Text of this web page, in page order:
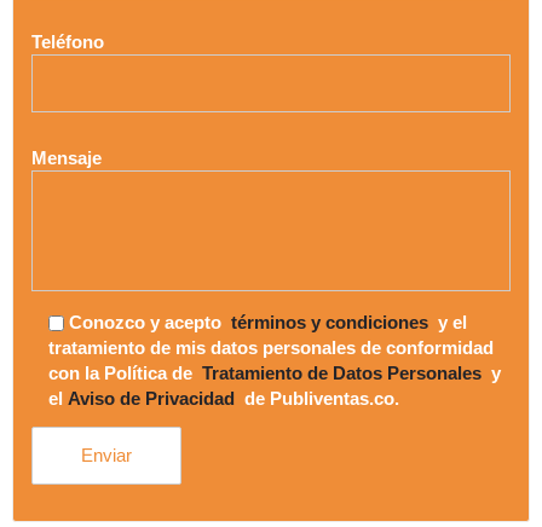
Teléfono
Mensaje
Conozco y acepto términos y condiciones y el
tratamiento de mis datos personales de conformidad
con la Política de Tratamiento de Datos Personales y
el Aviso de Privacidad de Publiventas.co.